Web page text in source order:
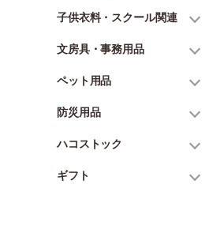
子供衣料・スクール関連
文房具・事務用品
ペット用品
防災用品
ハコストック
ギフト